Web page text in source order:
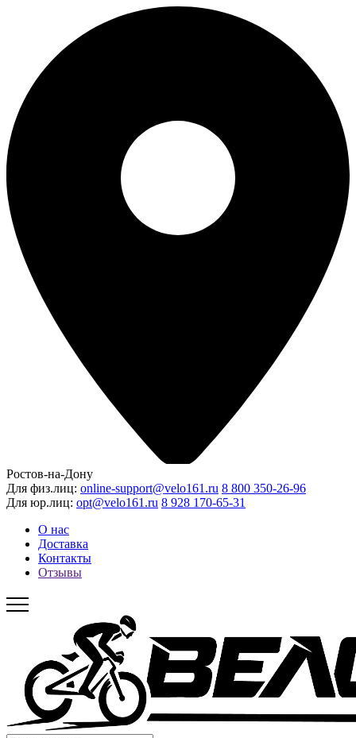
Ростов-на-Дону
Для физ.лиц: online-support@velo161.ru 8 800 350-26-96
Для юр.лиц: opt@velo161.ru 8 928 170-65-31
О нас
Доставка
Контакты
Отзывы